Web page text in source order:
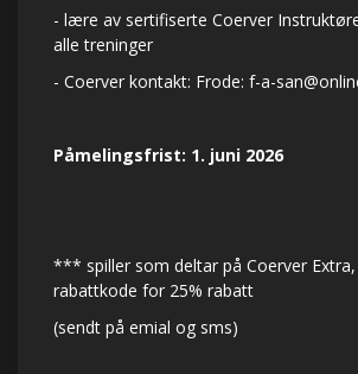
- lære av sertifiserte Coerver
alle treninger
- Coerver kontakt: Frode: f-a-
Påmelingsfrist: 1. juni 2026
*** spiller som deltar på Coerver
rabattkode for 25% rabatt
(sendt på emial og sms)